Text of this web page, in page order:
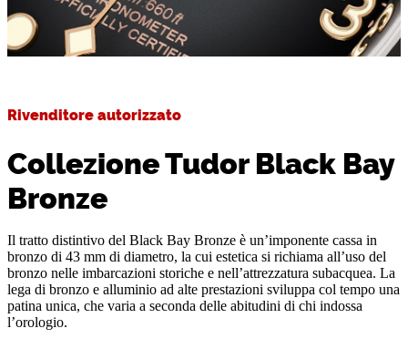
Rivenditore autorizzato
Collezione Tudor Black Bay
Bronze
Il tratto distintivo del Black Bay Bronze è un’imponente cassa in
bronzo di 43 mm di diametro, la cui estetica si richiama all’uso del
bronzo nelle imbarcazioni storiche e nell’attrezzatura subacquea. La
lega di bronzo e alluminio ad alte prestazioni sviluppa col tempo una
patina unica, che varia a seconda delle abitudini di chi indossa
l’orologio.